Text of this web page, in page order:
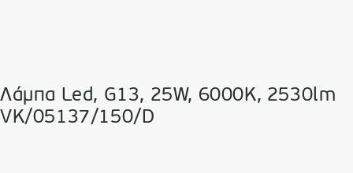
Λάμπα Led, G13, 25W, 6000K, 2530lm
VK/05137/150/D